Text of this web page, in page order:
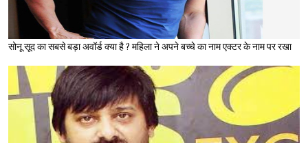
सोनू सूद का सबसे बड़ा अवॉर्ड क्या है ? महिला ने अपने बच्चे का नाम एक्टर के नाम पर रखा